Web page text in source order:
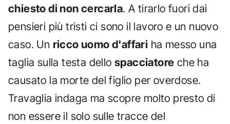
chiesto di non cercarla. A tirarlo fuori dai
pensieri più tristi ci sono il lavoro e un nuovo
caso. Un ricco uomo d'affari ha messo una
taglia sulla testa dello spacciatore che ha
causato la morte del figlio per overdose.
Travaglia indaga ma scopre molto presto di
non essere il solo sulle tracce del